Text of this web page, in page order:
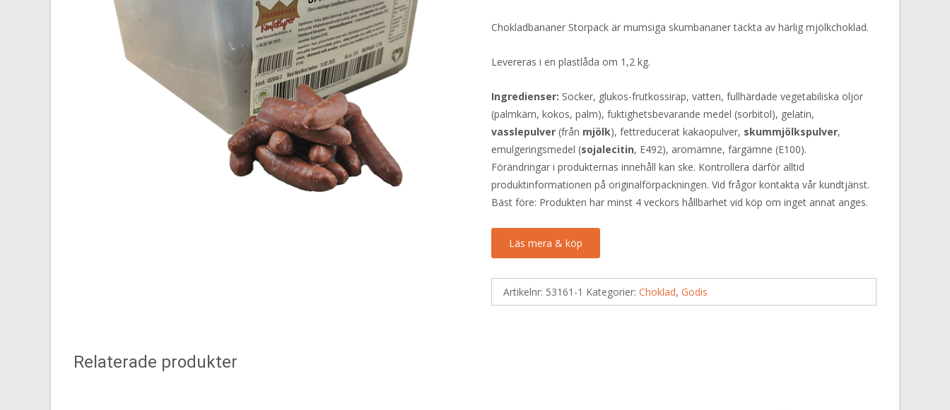
Chokladbananer Storpack är mumsiga skumbananer täckta av härlig mjölkchoklad.
Levereras i en plastlåda om 1,2 kg.
Ingredienser: Socker, glukos-frutkossirap, vatten, fullhärdade vegetabiliska oljor
(palmkärn, kokos, palm), fuktighetsbevarande medel (sorbitol), gelatin,
vasslepulver(från mjölk), fettreducerat kakaopulver, skummjölkspulver,
emulgeringsmedel (sojalecitin, E492), aromämne, färgämne (E100).
Förändringar i produkternas innehåll kan ske. Kontrollera därför alltid
produktinformationen på originalförpackningen. Vid frågor kontakta vår kundtjänst.
Bäst före: Produkten har minst 4 veckors hållbarhet vid köp om inget annat anges.
Läs mera & köp
Artikelnr: 53161-1 Kategorier: Choklad, Godis
Relaterade produkter